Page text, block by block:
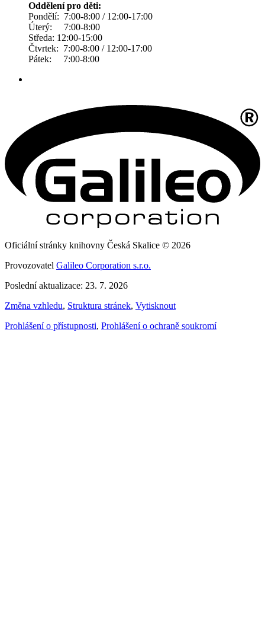
Oddělení pro děti:
Pondělí: 7:00-8:00 / 12:00-17:00
Úterý: 7:00-8:00
Středa: 12:00-15:00
Čtvrtek: 7:00-8:00 / 12:00-17:00
Pátek: 7:00-8:00
Oficiální stránky knihovny Česká Skalice © 2026
Provozovatel Galileo Corporation s.r.o.
Poslední aktualizace: 23. 7. 2026
Změna vzhledu, Struktura stránek, Vytisknout
Prohlášení o přístupnosti, Prohlášení o ochraně soukromí